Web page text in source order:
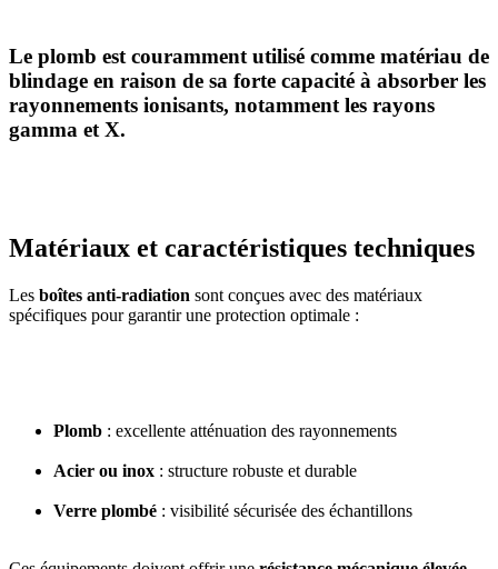
Le plomb est couramment utilisé comme matériau de
blindage en raison de sa forte capacité à absorber les
rayonnements ionisants, notamment les rayons
gamma et X.
Matériaux et caractéristiques techniques
Les boîtes anti-radiation sont conçues avec des matériaux
spécifiques pour garantir une protection optimale :
Plomb : excellente atténuation des rayonnements
Acier ou inox : structure robuste et durable
Verre plombé : visibilité sécurisée des échantillons